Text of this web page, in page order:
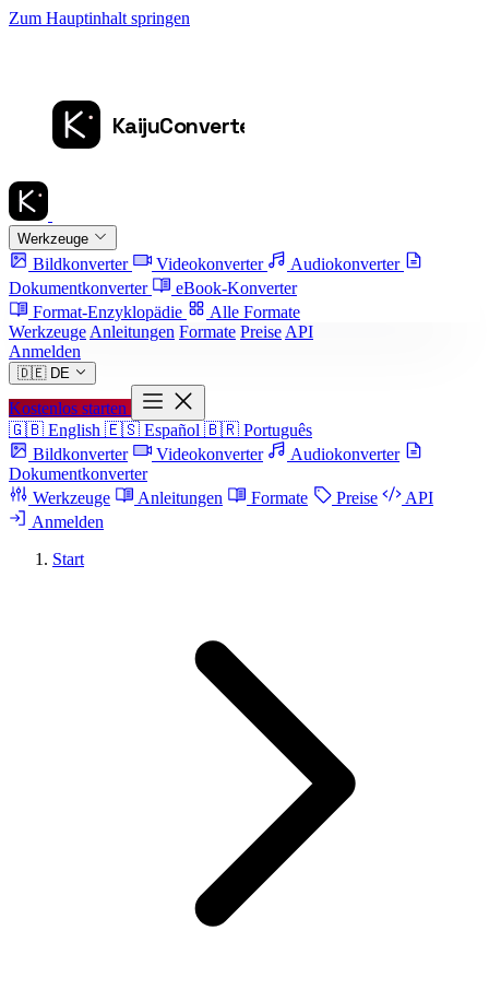
Zum Hauptinhalt springen
Werkzeuge
Bildkonverter Videokonverter
Audiokonverter
Dokumentkonverter
eBook-Konverter
Format-Enzyklopädie
Alle Formate
Werkzeuge Anleitungen Formate Preise API
Anmelden
🇩🇪 DE
Kostenlos starten
🇬🇧 English 🇪🇸 Español 🇧🇷 Português
Bildkonverter
Videokonverter
Audiokonverter
Dokumentkonverter
Werkzeuge
Anleitungen Formate Preise
API
Anmelden
Start